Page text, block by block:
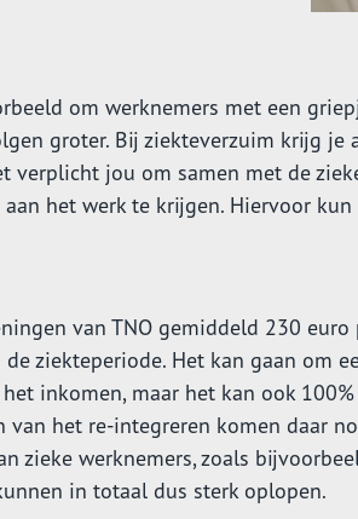
om werknemers met een
groter. Bij ziekteverzuim krijg je
verplicht jou om samen met de
het werk te krijgen. Hiervoor
van TNO gemiddeld 230
ziekteperiode. Het kan gaan om
inkomen, maar het kan ook
het re-integreren komen daar
zieke werknemers, zoals
in totaal dus sterk oplopen.